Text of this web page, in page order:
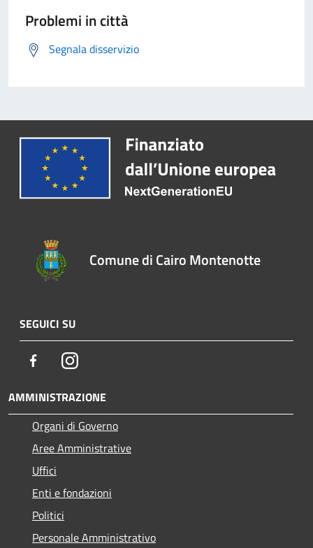
Problemi in città
Segnala disservizio
Comune di Cairo Montenotte
SEGUICI SU
FacebookInstagram
AMMINISTRAZIONE
Organi di Governo
Aree Amministrative
Uffici
Enti e fondazioni
Politici
Personale Amministrativo